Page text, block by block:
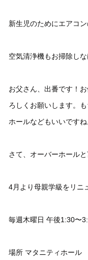
新生児のためにエアコ
空気清浄機もお掃除し
お父さん、出番です！
ろしくお願いします。
ホールなどもいいですね
さて、オーバーホール
4月より母親学級をリニ
毎週木曜日 午後1:30〜
場所 マタニティホール